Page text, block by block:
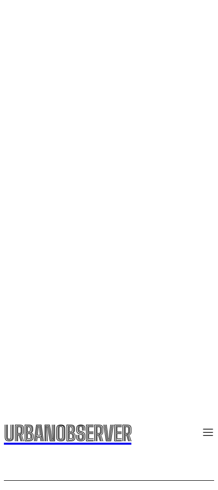
URBANOBSERVER